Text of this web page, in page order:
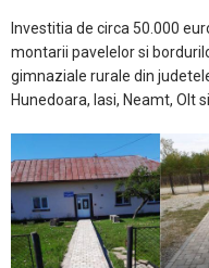
Investitia de circa 50.000
montarii pavelelor si
gimnaziale rurale din
Hunedoara, Iasi, Neamt, Olt